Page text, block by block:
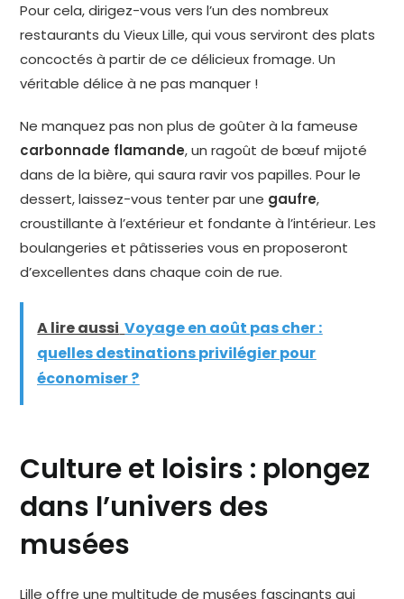
Pour cela, dirigez-vous vers l’un des nombreux
restaurants du Vieux Lille, qui vous serviront des plats
concoctés à partir de ce délicieux fromage. Un
véritable délice à ne pas manquer !
Ne manquez pas non plus de goûter à la fameuse
carbonnade flamande, un ragoût de bœuf mijoté
dans de la bière, qui saura ravir vos papilles. Pour le
dessert, laissez-vous tenter par une gaufre,
croustillante à l’extérieur et fondante à l’intérieur. Les
boulangeries et pâtisseries vous en proposeront
d’excellentes dans chaque coin de rue.
A lire aussi Voyage en août pas cher :
quelles destinations privilégier pour
économiser ?
Culture et loisirs : plongez
dans l’univers des
musées
Lille offre une multitude de musées fascinants qui